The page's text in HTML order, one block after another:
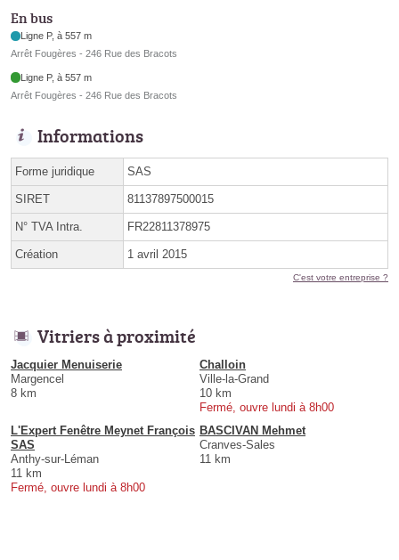
En bus
Ligne P, à 557 m
Arrêt Fougères - 246 Rue des Bracots
Ligne P, à 557 m
Arrêt Fougères - 246 Rue des Bracots
Informations
Forme juridique SAS
SIRET 81137897500015
N° TVA Intra. FR22811378975
Création 1 avril 2015
C'est votre entreprise ?
Vitriers à proximité
Jacquier Menuiserie
Margencel
8 km
Challoin
Ville-la-Grand
10 km
Fermé, ouvre lundi à 8h00
L'Expert Fenêtre Meynet François
SAS
Anthy-sur-Léman
11 km
Fermé, ouvre lundi à 8h00
BASCIVAN Mehmet
Cranves-Sales
11 km